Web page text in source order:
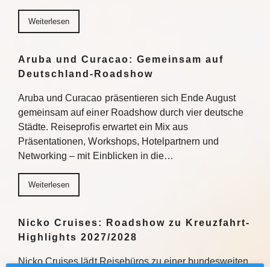
Weiterlesen
Aruba und Curacao: Gemeinsam auf
Deutschland-Roadshow
Aruba und Curacao präsentieren sich Ende August
gemeinsam auf einer Roadshow durch vier deutsche
Städte. Reiseprofis erwartet ein Mix aus
Präsentationen, Workshops, Hotelpartnern und
Networking – mit Einblicken in die…
Weiterlesen
Nicko Cruises: Roadshow zu Kreuzfahrt-
Highlights 2027/2028
Nicko Cruises lädt Reisebüros zu einer bundesweiten